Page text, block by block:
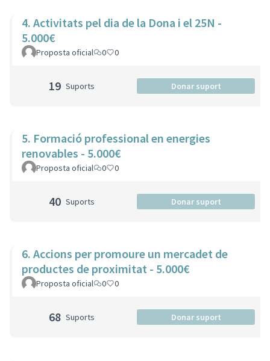
4. Activitats pel dia de la Dona i el 25N -
5.000€
Proposta oficial 0 0
19 Suports Donar suport
5. Formació professional en energies
renovables - 5.000€
Proposta oficial 0 0
40 Suports Donar suport
6. Accions per promoure un mercadet de
productes de proximitat - 5.000€
Proposta oficial 0 0
68 Suports Donar suport